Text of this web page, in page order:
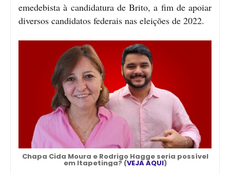
emedebista à candidatura de Brito, a fim de apoiar
diversos candidatos federais nas eleições de 2022.
Chapa Cida Moura e Rodrigo Hagge seria possível
em Itapetinga? (VEJA AQUI)